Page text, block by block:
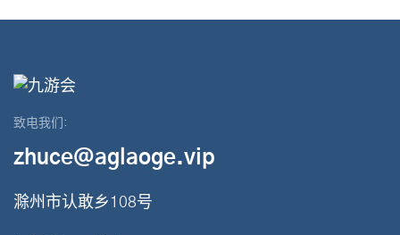
致电我们:
zhuce@aglaoge.vip
滁州市认敢乡108号